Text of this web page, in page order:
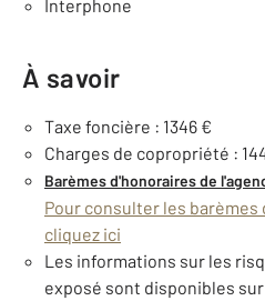
Interphone
À savoir
Taxe foncière : 1346 €
Charges de copropriété :
Barèmes d'honoraires de
Pour consulter les barèmes
cliquez ici
Les informations sur les
exposé sont disponibles